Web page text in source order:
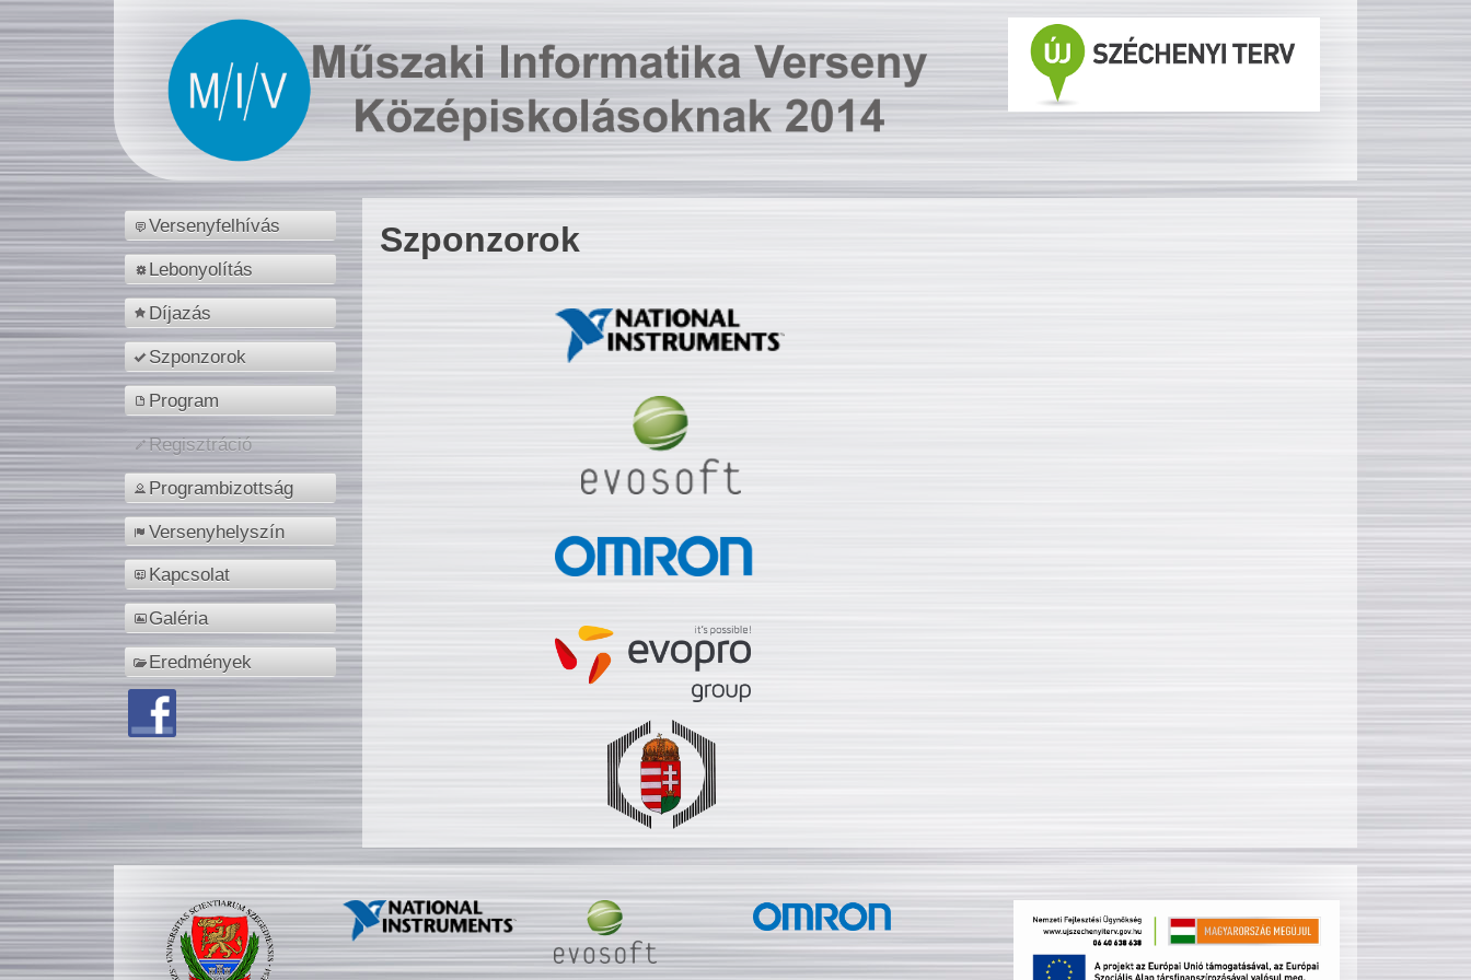
Versenyfelhívás
Lebonyolítás
Díjazás
Szponzorok
Program
Regisztráció
Programbizottság
Versenyhelyszín
Kapcsolat
Galéria
Eredmények
Szponzorok